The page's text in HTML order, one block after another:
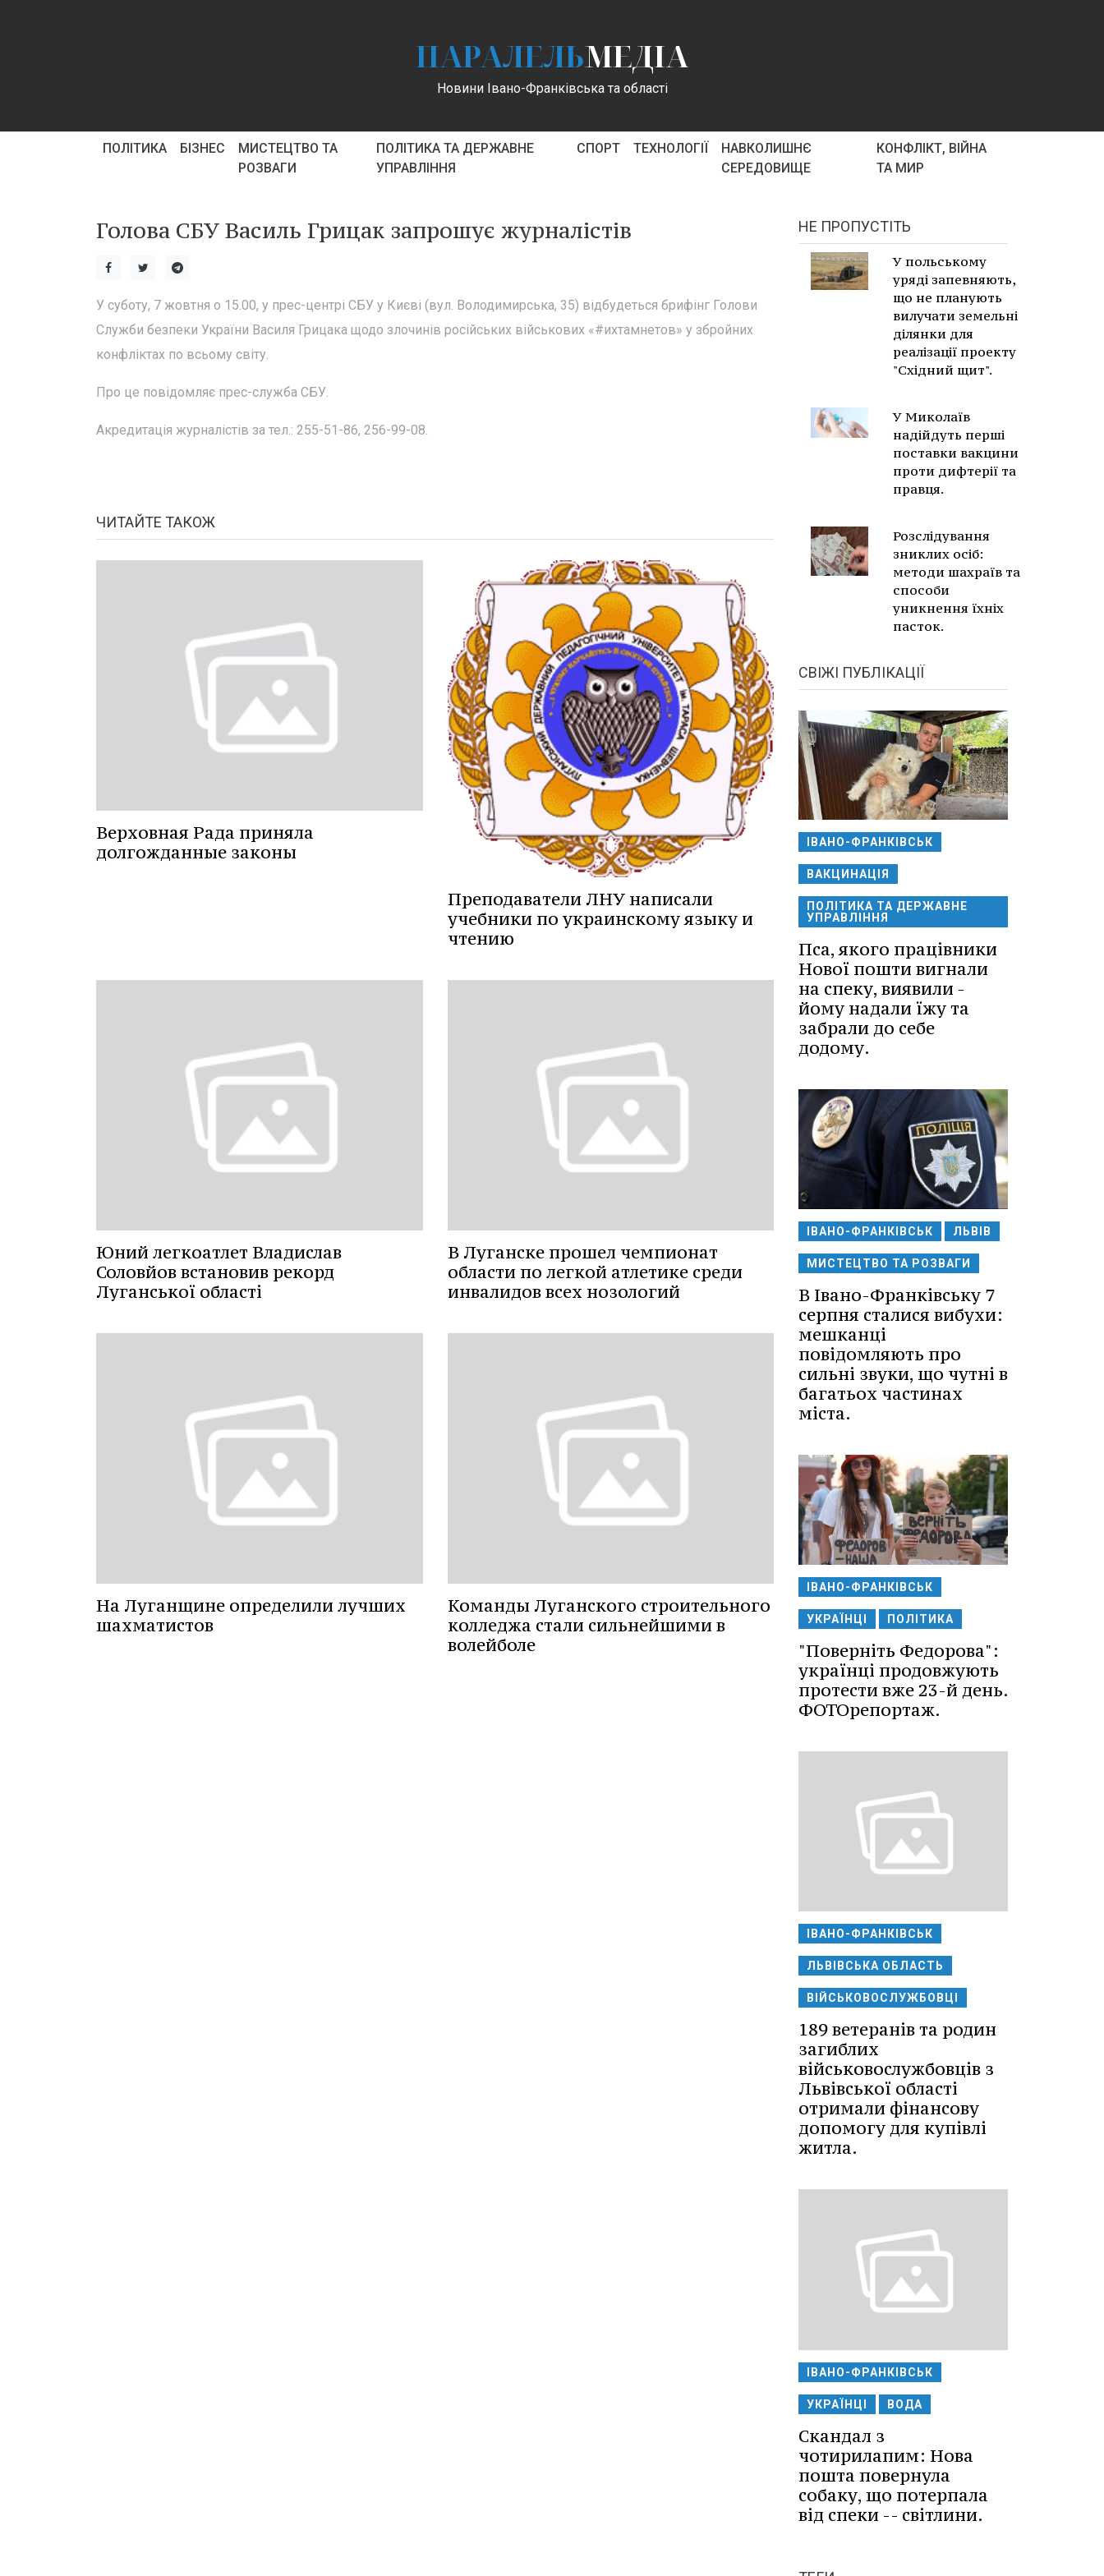
ПАРАЛЕЛЬМЕДІА
Новини Івано-Франківська та області
ПОЛІТИКА БІЗНЕС
МИСТЕЦТВО ТА
РОЗВАГИ
ПОЛІТИКА ТА ДЕРЖАВНЕ
УПРАВЛІННЯ
СПОРТ ТЕХНОЛОГІЇ
НАВКОЛИШНЄ
СЕРЕДОВИЩЕ
КОНФЛІКТ, ВІЙНА
ТА МИР
Голова СБУ Василь Грицак запрошує журналістів
У суботу, 7 жовтня о 15.00, у прес-центрі СБУ у Києві (вул. Володимирська, 35) відбудеться брифінг Голови
Служби безпеки України Василя Грицака щодо злочинів російських військових «#ихтамнетов» у збройних
конфліктах по всьому світу.
Про це повідомляє прес-служба СБУ.
Акредитація журналістів за тел.: 255-51-86, 256-99-08.
ЧИТАЙТЕ ТАКОЖ
Верховная Рада приняла
долгожданные законы
Преподаватели ЛНУ написали
учебники по украинскому языку и
чтению
Юний легкоатлет Владислав
Соловйов встановив рекорд
Луганської області
В Луганске прошел чемпионат
области по легкой атлетике среди
инвалидов всех нозологий
На Луганщине определили лучших
шахматистов
Команды Луганского строительного
колледжа стали сильнейшими в
волейболе
НЕ ПРОПУСТІТЬ
У польському
уряді запевняють,
що не планують
вилучати земельні
ділянки для
реалізації проекту
"Східний щит".
У Миколаїв
надійдуть перші
поставки вакцини
проти дифтерії та
правця.
Розслідування
зниклих осіб:
методи шахраїв та
способи
уникнення їхніх
пасток.
СВІЖІ ПУБЛІКАЦІЇ
ІВАНО-ФРАНКІВСЬК
ВАКЦИНАЦІЯ
ПОЛІТИКА ТА ДЕРЖАВНЕ
УПРАВЛІННЯ
Пса, якого працівники
Нової пошти вигнали
на спеку, виявили -
йому надали їжу та
забрали до себе
додому.
ІВАНО-ФРАНКІВСЬК ЛЬВІВ
МИСТЕЦТВО ТА РОЗВАГИ
В Івано-Франківську 7
серпня сталися вибухи:
мешканці
повідомляють про
сильні звуки, що чутні в
багатьох частинах
міста.
ІВАНО-ФРАНКІВСЬК
УКРАЇНЦІ ПОЛІТИКА
"Поверніть Федорова":
українці продовжують
протести вже 23-й день.
ФОТОрепортаж.
ІВАНО-ФРАНКІВСЬК
ЛЬВІВСЬКА ОБЛАСТЬ
ВІЙСЬКОВОСЛУЖБОВЦІ
189 ветеранів та родин
загиблих
військовослужбовців з
Львівської області
отримали фінансову
допомогу для купівлі
житла.
ІВАНО-ФРАНКІВСЬК
УКРАЇНЦІ ВОДА
Скандал з
чотирилапим: Нова
пошта повернула
собаку, що потерпала
від спеки -- світлини.